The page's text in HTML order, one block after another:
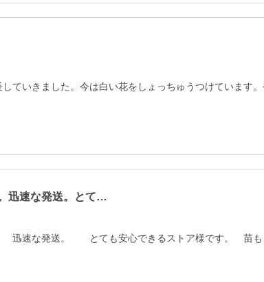
ていきました。今は白い花をしょっちゅうつけています
迅速な発送。とて…
迅速な発送。　　とても安心できるストア様です。　苗